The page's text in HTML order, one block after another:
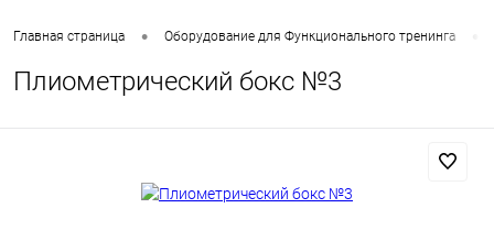
Главная страница • Оборудование для Функционального тренинга
Плиометрический бокс №3